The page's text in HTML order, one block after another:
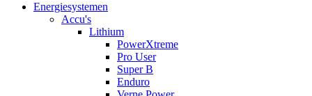
Energiesystemen
Accu's
Lithium
PowerXtreme
Pro User
Super B
Enduro